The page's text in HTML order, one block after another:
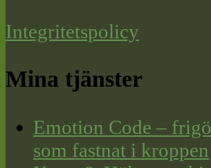
Integritetspolicy
Mina tjänster
Emotion Code –
som fastnat i kroppen